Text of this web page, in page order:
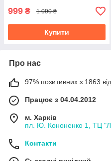
999 ₴ 1 090 ₴
Купити
Про нас
97% позитивних з 1863
Працює з 04.04.2012
м. Харків
пл. Ю. Кононенко 1, ТЦ
Контакти